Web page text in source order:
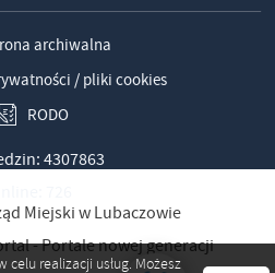
archiwalna
/ pliki cookies
RODO
4307863
Miejski w Lubaczowie
- Portale nowej generacji
realizacji usług. Możesz